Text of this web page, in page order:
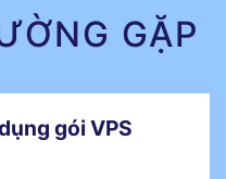
GẶP
gói VPS